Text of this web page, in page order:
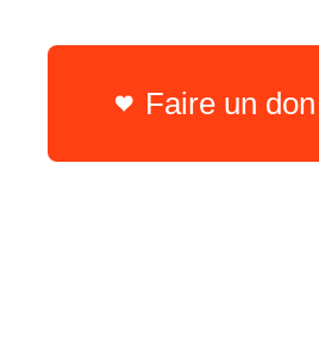
Faire un don